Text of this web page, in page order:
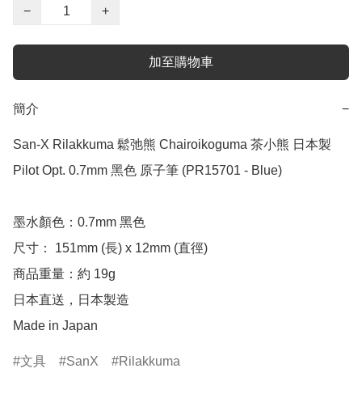
−
+
加至購物車
簡介 −
San-X Rilakkuma 鬆弛熊 Chairoikoguma 茶小熊 日本製
Pilot Opt. 0.7mm 黑色 原子筆 (PR15701 - Blue)
墨水顏色：0.7mm 黑色
尺寸： 151mm (長) x 12mm (直徑)
商品重量：約 19g
日本直送，日本製造
Made in Japan
文具 SanX Rilakkuma